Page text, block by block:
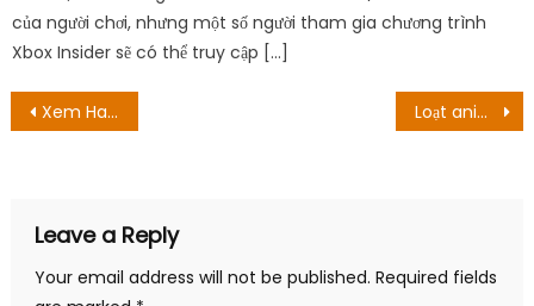
của người chơi, nhưng một số người tham gia chương trình
Xbox Insider sẽ có thể truy cập […]
Post
Xem Harem In The Labyrinth Of Another World tập 3 Ngày phát triển & kênh Loạt anime đáng chú ý ra mắt FPT Play trong tháng 10
Leave a Reply
Your email address will not be published. Required fields